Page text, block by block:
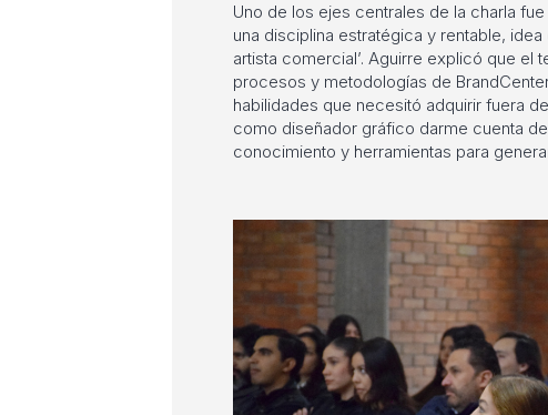
Uno de los ejes centrales de la charla
una disciplina estratégica y rentable,
artista comercial’. Aguirre explicó que el
procesos y metodologías de
habilidades que necesitó adquirir fuera
como diseñador gráfico darme cuenta
conocimiento y herramientas para